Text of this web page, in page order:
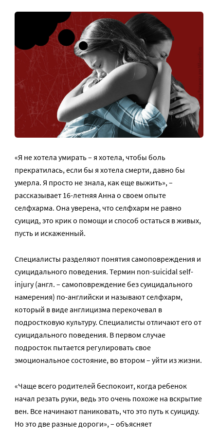
«Я не хотела умирать – я хотела, чтобы боль
прекратилась, если бы я хотела смерти, давно бы
умерла. Я просто не знала, как еще выжить», –
рассказывает 16-летняя Анна о своем опыте
селфхарма. Она уверена, что селфхарм не равно
суицид, это крик о помощи и способ остаться в живых,
пусть и искаженный.
Специалисты разделяют понятия самоповреждения и
суицидального поведения. Термин non-suicidal self-
injury (англ. – самоповреждение без суицидального
намерения) по-английски и называют селфхарм,
который в виде англицизма перекочевал в
подростковую культуру. Специалисты отличают его от
суицидального поведения. В первом случае
подросток пытается регулировать свое
эмоциональное состояние, во втором – уйти из жизни.
«Чаще всего родителей беспокоит, когда ребенок
начал резать руки, ведь это очень похоже на вскрытие
вен. Все начинают паниковать, что это путь к суициду.
Но это две разные дороги», – объясняет